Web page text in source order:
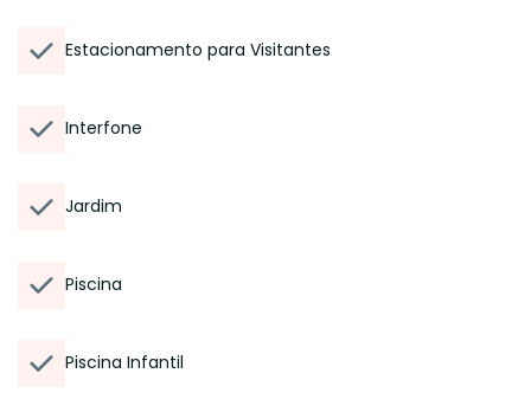
Estacionamento para Visitantes
Interfone
Jardim
Piscina
Piscina Infantil